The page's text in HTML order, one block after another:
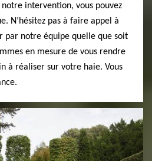
intervention, vous pouvez
N’hésitez pas à faire appel à
par notre équipe quelle que soit
en mesure de vous rendre
à réaliser sur votre haie. Vous